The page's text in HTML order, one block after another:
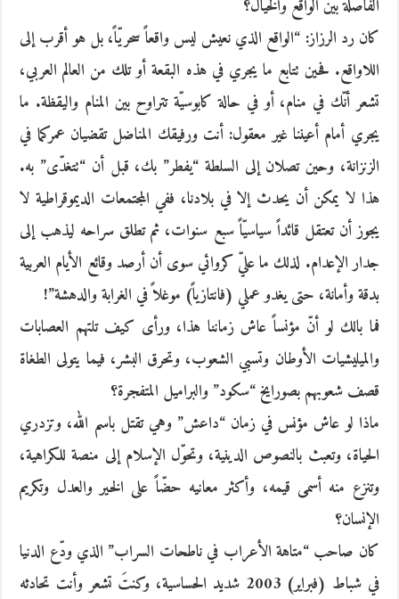
الفاصلة بين الواقع والخيال؟
كان رد الرزاز: “الواقع الذي نعيش ليس واقعاً سحريّاً، بل هو أقرب إلى
اللاواقع. فحين تتابع ما يجري في هذه البقعة أو تلك من العالم العربي،
تشعر أنّك في منام، أو في حالة كابوسيّة تتراوح بين المنام واليقظة. ما
يجري أمام أعيننا غير معقول: أنت ورفيقك المناضل تقضيان عمركما في
الزنزانة، وحين تصلان إلى السلطة “يفطر” بك، قبل أن “تتغدّى” به.
هذا لا يمكن أن يحدث إلا في بلادنا، ففي المجتمعات الديموقراطية لا
يجوز أن تعتقل قائداً سياسيّاً سبع سنوات، ثم تطلق سراحه ليذهب إلى
جدار الإعدام. لذلك ما عليّ كروائي سوى أن أرصد وقائع الأيام العربية
بدقة وأمانة، حتى يغدو عملي (فانتازياً) موغلاً في الغرابة والدهشة”!
فما بالك لو أنّ مؤنساً عاش زماننا هذا، ورأى كيف تلتهم العصابات
والميليشيات الأوطان وتسبي الشعوب، وتحرق البشر، فيما يتولى الطغاة
قصف شعوبهم بصورايخ “سكود” والبراميل المتفجرة؟
ماذا لو عاش مؤنس في زمان “داعش” وهي تقتل باسم الله، وتزدري
الحياة، وتعبث بالنصوص الدينية، وتحوّل الإسلام إلى منصة للكراهية،
وتنزع منه أسمى قيمه، وأكثر معانيه حضّاً على الخير والعدل وتكريم
الإنسان؟
كان صاحب “متاهة الأعراب في ناطحات السراب” الذي ودّع الدنيا
في شباط (فبراير) 2003 شديد الحساسية، وكنتَ تشعر وأنت تحادثه